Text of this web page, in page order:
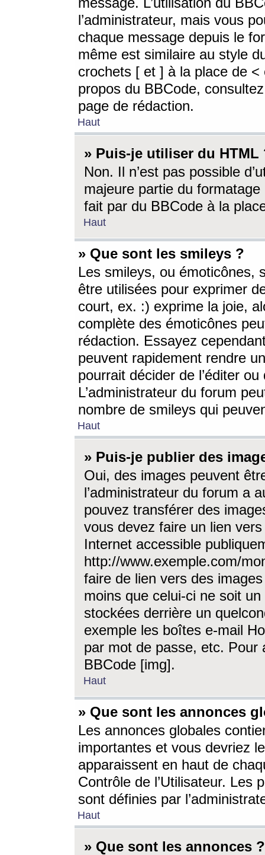
l’administrateur, mais vous
chaque message depuis le
même est similaire au style
crochets [ et ] à la place de <
propos du BBCode,
page de rédaction.
Haut
» Puis-je utiliser du HTML
Non. Il n’est pas possible
majeure partie du
fait par du BBCode à la
Haut
» Que sont les smileys ?
Les smileys, ou émoticônes,
être utilisées pour exprimer
court, ex. :) exprime la joie,
complète des émoticônes
rédaction. Essayez
peuvent rapidement rendre
pourrait décider de l’éditer
L’administrateur du forum
nombre de smileys qui
Haut
» Puis-je publier des
Oui, des images peuvent
l’administrateur du forum a
pouvez transférer des
vous devez faire un lien
Internet accessible
http://www.exemple.com/
faire de lien vers des
moins que celui-ci ne soit
stockées derrière un
exemple les boîtes e-mail
par mot de passe, etc. Pour
BBCode [img].
Haut
» Que sont les annonces
Les annonces globales
importantes et vous devriez
apparaissent en haut de
Contrôle de l’Utilisateur. Les
sont définies par
Haut
» Que sont les annonces ?